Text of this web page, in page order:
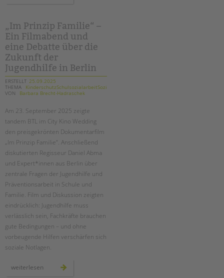
Bereiche im Überblick
Kinder- und Jugendschutz
Unsere Videos
Gesellschafter VdK
schoolcoach BTL
tandem international
KARRIERE
Stellenangebote
tandem als Arbeitgeberin
NEWS/BLOG
unkuerzbar
Briefe an Kai
PRESSE
Magazin
KONTAKT
den
blick
für
geschlechtliche
vielfalt
in
schule
und
jugendhilfe
„Im Prinzip Familie“ –
Ein Filmabend und
eine Debatte über die
Zukunft der
Jugendhilfe in Berlin
ERSTELLT 25.09.2025
THEMA
KinderschutzSchulsozialarbeitSozialarbeit
VON
Barbara Brecht-Hadraschek
Am 23. September 2025 zeigte
tandem BTL im City Kino Wedding
den preisgekrönten Dokumentarfilm
„Im Prinzip Familie“. Anschließend
diskutierten Regisseur Daniel Abma
und Expert*innen aus Berlin über
zentrale Fragen der Jugendhilfe und
Präventionsarbeit in Schule und
Familie. Film und Diskussion zeigten
eindrücklich: Jugendhilfe muss
verlässlich sein, Fachkräfte brauchen
gute Bedingungen – und ohne
vorbeugende Hilfen verschärfen sich
soziale Notlagen.
weiterlesen